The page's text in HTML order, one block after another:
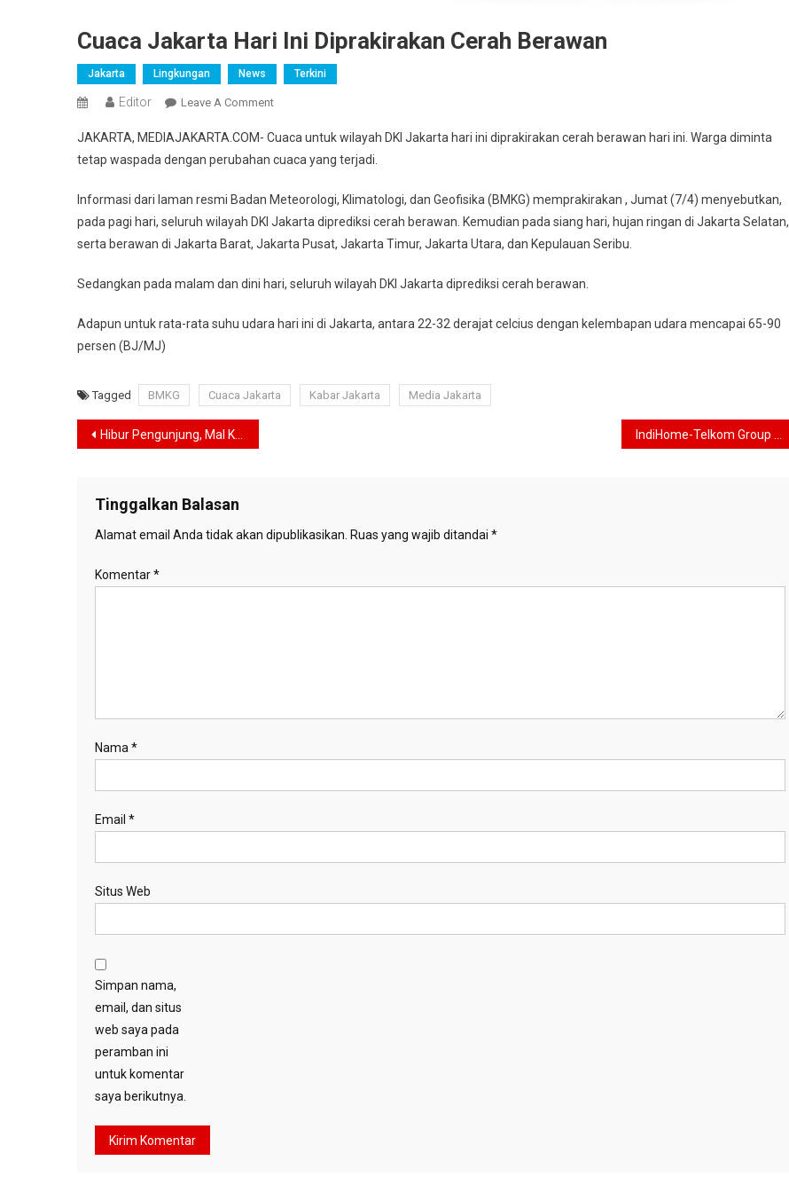
Cuaca Jakarta Hari Ini Diprakirakan Cerah Berawan
Jakarta Lingkungan News Terkini
Editor Leave A CommentOn
Jakarta
Hari
Diprakirakan
Cerah
Berawan
JAKARTA, MEDIAJAKARTA.COM- Cuaca untuk wilayah DKI Jakarta hari ini diprakirakan cerah berawan hari ini. Warga diminta
tetap waspada dengan perubahan cuaca yang terjadi.
Informasi dari laman resmi Badan Meteorologi, Klimatologi, dan Geofisika (BMKG) memprakirakan , Jumat (7/4) menyebutkan,
pada pagi hari, seluruh wilayah DKI Jakarta diprediksi cerah berawan. Kemudian pada siang hari, hujan ringan di Jakarta Selatan,
serta berawan di Jakarta Barat, Jakarta Pusat, Jakarta Timur, Jakarta Utara, dan Kepulauan Seribu.
Sedangkan pada malam dan dini hari, seluruh wilayah DKI Jakarta diprediksi cerah berawan.
Adapun untuk rata-rata suhu udara hari ini di Jakarta, antara 22-32 derajat celcius dengan kelembapan udara mencapai 65-90
persen (BJ/MJ)
Tagged BMKG Cuaca Jakarta Kabar Jakarta Media Jakarta
Navigasi
Hibur Pengunjung, Mal Kelapa Gading suguhkan Tari Sufi dan El Tanoura
Tinggalkan Balasan
Alamat email Anda tidak akan dipublikasikan. Ruas yang wajib ditandai *
Komentar*
Nama *
Email *
Situs Web
Simpan nama,
email, dan situs
web saya pada
peramban ini
untuk komentar
saya berikutnya.